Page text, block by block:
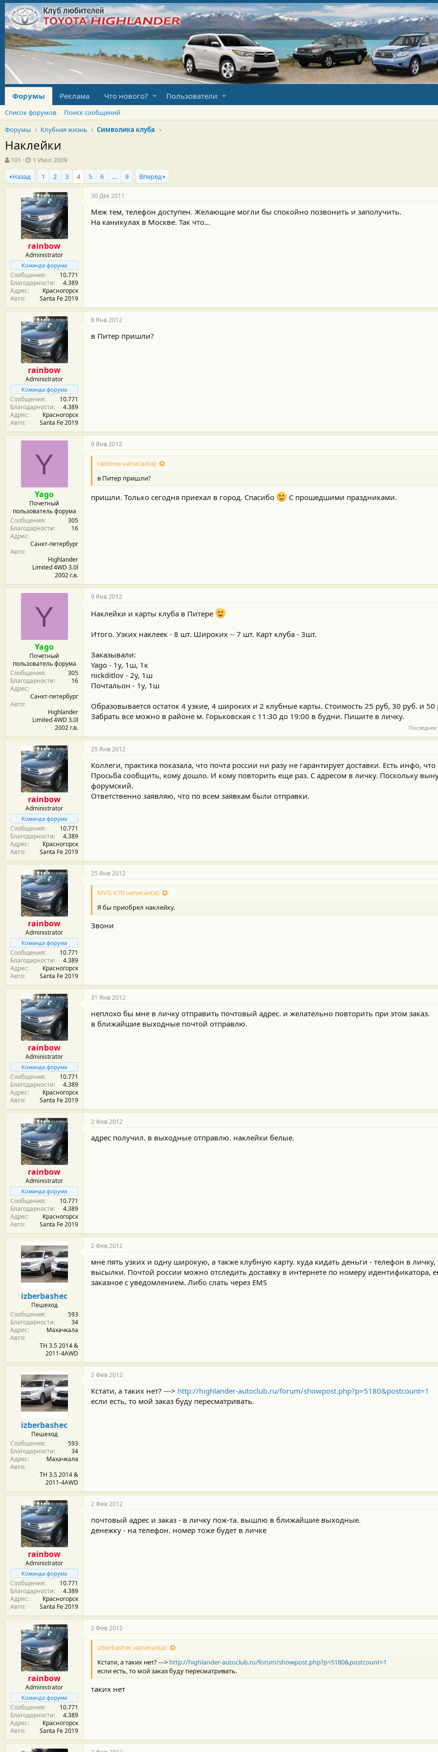
Форумы Реклама Что нового? Пользователи
Список форумов
Поиск сообщений
Форумы
Клубная жизнь Символика клуба
Наклейки
А
в
т
о
101
Д
а
а
н
а
ч
а
л
а
1 Июл 2009
Назад
1 2 3 4 5 6 … 9 Вперёд
rainbow
Administrator
Команда форума
Сообщения
10.771
Благодарности
4.389
Адрес
Красногорск
Авто
Santa Fe 2019
30 Дек 2011
Меж тем, телефон доступен. Желающие могли бы спокойно позвонить и заполучить.
На каникулах в Москве. Так что...
rainbow
Administrator
Команда форума
Сообщения
10.771
Благодарности
4.389
Адрес
Красногорск
Авто
Santa Fe 2019
8 Янв 2012
в Питер пришли?
Y
Yago
Почетный
пользователь форума
Сообщения
305
Благодарности
16
Адрес
Санкт-петербург
Авто
Highlander
Limited 4WD 3.0l
2002 г.в.
9 Янв 2012
rainbow написал(а):
в Питер пришли?
пришли. Только сегодня приехал в город. Спасибо С прошедшими праздниками.
Y
Yago
Почетный
пользователь форума
Сообщения
305
Благодарности
16
Адрес
Санкт-петербург
Авто
Highlander
Limited 4WD 3.0l
2002 г.в.
9 Янв 2012
Наклейки и карты клуба в Питере
Итого. Узких наклеек - 8 шт. Широких -- 7 шт. Карт клуба - 3шт.
Заказывали:
Yago - 1у, 1ш, 1к
nickditlov - 2у, 1ш
Почтальон - 1у, 1ш
Образовывается остаток 4 узкие, 4 широких и 2 клубные карты. Стоимость 25 руб, 30 руб. и 50
Забрать все можно в районе м. Горьковская с 11:30 до 19:00 в будни. Пишите в личку.
rainbow
Administrator
Команда форума
Сообщения
10.771
Благодарности
4.389
Адрес
Красногорск
Авто
Santa Fe 2019
25 Янв 2012
Коллеги, практика показала, что почта россии ни разу не гарантирует доставки. Есть инфо,
Просьба сообщить, кому дошло. И кому повторить еще раз. С адресом в личку. Поскольку
форумский.
Ответственно заявляю, что по всем заявкам были отправки.
rainbow
Administrator
Команда форума
Сообщения
10.771
Благодарности
4.389
Адрес
Красногорск
Авто
Santa Fe 2019
25 Янв 2012
MVG-V70 написал(а):
Я бы приобрел наклейку.
Звони
rainbow
Administrator
Команда форума
Сообщения
10.771
Благодарности
4.389
Адрес
Красногорск
Авто
Santa Fe 2019
31 Янв 2012
неплохо бы мне в личку отправить почтовый адрес. и желательно повторить при этом заказ.
в ближайшие выходные почтой отправлю.
rainbow
Administrator
Команда форума
Сообщения
10.771
Благодарности
4.389
Адрес
Красногорск
Авто
Santa Fe 2019
2 Фев 2012
адрес получил. в выходные отправлю. наклейки белые.
izberbashec
Пешеход
Сообщения
593
Благодарности
34
Адрес
Махачкала
Авто
TH 3.5 2014 &
2011-4AWD
2 Фев 2012
мне пять узких и одну широкую, а также клубную карту. куда кидать деньги - телефон в
высылки. Почтой россии можно отследить доставку в интернете по номеру идентификатора,
заказное с уведомлением. Либо слать через EMS
izberbashec
Пешеход
Сообщения
593
Благодарности
34
Адрес
Махачкала
Авто
TH 3.5 2014 &
2011-4AWD
2 Фев 2012
Кстати, а таких нет? ---> http://highlander-autoclub.ru/forum/showpost.php?p=5180&postcount=1
если есть, то мой заказ буду пересматривать.
rainbow
Administrator
Команда форума
Сообщения
10.771
Благодарности
4.389
Адрес
Красногорск
Авто
Santa Fe 2019
2 Фев 2012
почтовый адрес и заказ - в личку пож-та. вышлю в ближайшие выходные.
денежку - на телефон. номер тоже будет в личке
rainbow
Administrator
Команда форума
Сообщения
10.771
Благодарности
4.389
Адрес
Красногорск
Авто
Santa Fe 2019
2 Фев 2012
izberbashec написал(а):
Кстати, а таких нет? ---> http://highlander-autoclub.ru/forum/showpost.php?p=5180&postcount=1
если есть, то мой заказ буду пересматривать.
таких нет